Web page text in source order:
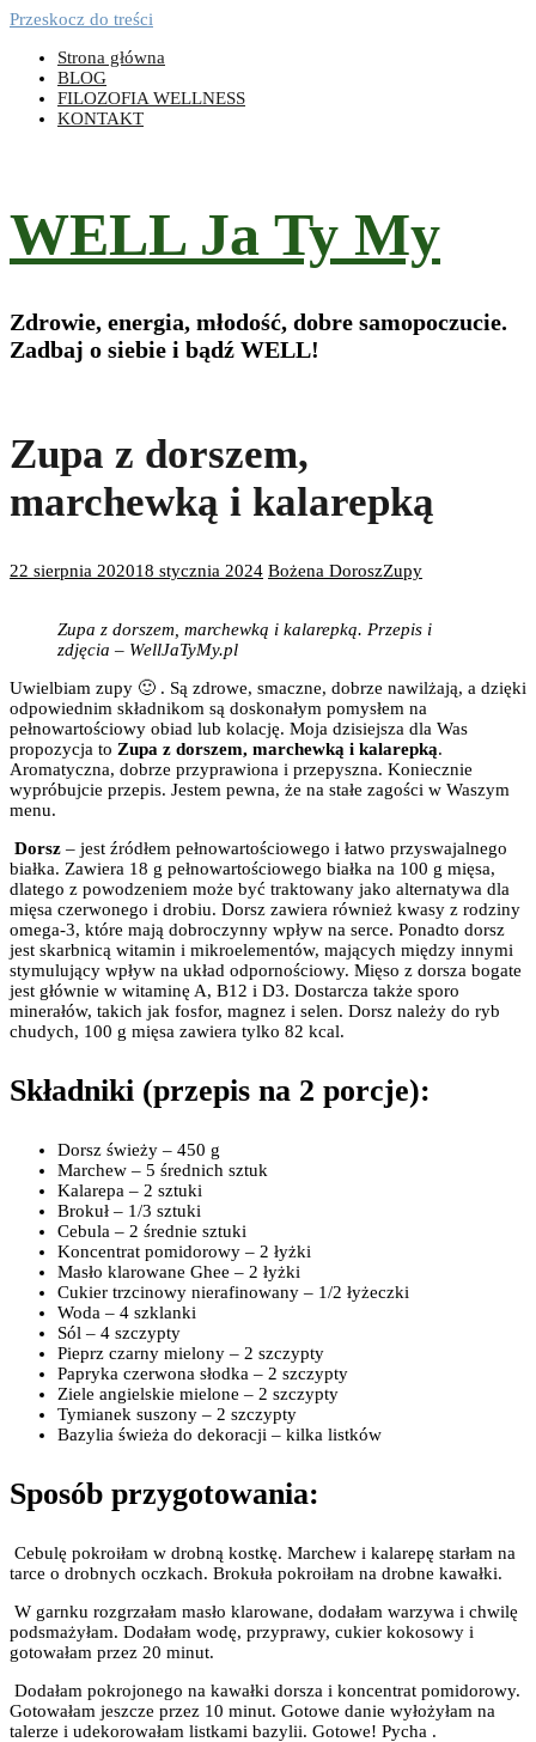
Przeskocz do treści
Strona główna
BLOG
FILOZOFIA WELLNESS
KONTAKT
WELL Ja Ty My
Zdrowie, energia, młodość, dobre samopoczucie.
Zadbaj o siebie i bądź WELL!
Zupa z dorszem,
marchewką i kalarepką
22 sierpnia 202018 stycznia 2024 Bożena DoroszZupy
Zupa z dorszem, marchewką i kalarepką. Przepis i
zdjęcia – WellJaTyMy.pl
Uwielbiam zupy 🙂 . Są zdrowe, smaczne, dobrze nawilżają, a dzięki
odpowiednim składnikom są doskonałym pomysłem na
pełnowartościowy obiad lub kolację. Moja dzisiejsza dla Was
propozycja to Zupa z dorszem, marchewką i kalarepką.
Aromatyczna, dobrze przyprawiona i przepyszna. Koniecznie
wypróbujcie przepis. Jestem pewna, że na stałe zagości w Waszym
menu.
Dorsz – jest źródłem pełnowartościowego i łatwo przyswajalnego
białka. Zawiera 18 g pełnowartościowego białka na 100 g mięsa,
dlatego z powodzeniem może być traktowany jako alternatywa dla
mięsa czerwonego i drobiu. Dorsz zawiera również kwasy z rodziny
omega-3, które mają dobroczynny wpływ na serce. Ponadto dorsz
jest skarbnicą witamin i mikroelementów, mających między innymi
stymulujący wpływ na układ odpornościowy. Mięso z dorsza bogate
jest głównie w witaminę A, B12 i D3. Dostarcza także sporo
minerałów, takich jak fosfor, magnez i selen. Dorsz należy do ryb
chudych, 100 g mięsa zawiera tylko 82 kcal.
Składniki (przepis na 2 porcje):
Dorsz świeży – 450 g
Marchew – 5 średnich sztuk
Kalarepa – 2 sztuki
Brokuł – 1/3 sztuki
Cebula – 2 średnie sztuki
Koncentrat pomidorowy – 2 łyżki
Masło klarowane Ghee – 2 łyżki
Cukier trzcinowy nierafinowany – 1/2 łyżeczki
Woda – 4 szklanki
Sól – 4 szczypty
Pieprz czarny mielony – 2 szczypty
Papryka czerwona słodka – 2 szczypty
Ziele angielskie mielone – 2 szczypty
Tymianek suszony – 2 szczypty
Bazylia świeża do dekoracji – kilka listków
Sposób przygotowania:
Cebulę pokroiłam w drobną kostkę. Marchew i kalarepę starłam na
tarce o drobnych oczkach. Brokuła pokroiłam na drobne kawałki.
W garnku rozgrzałam masło klarowane, dodałam warzywa i chwilę
podsmażyłam. Dodałam wodę, przyprawy, cukier kokosowy i
gotowałam przez 20 minut.
Dodałam pokrojonego na kawałki dorsza i koncentrat pomidorowy.
Gotowałam jeszcze przez 10 minut. Gotowe danie wyłożyłam na
talerze i udekorowałam listkami bazylii. Gotowe! Pycha .